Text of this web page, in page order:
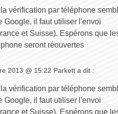
vérification par téléphone
Google, il faut utiliser l'envoi
et Suisse). Espérons que
seront réouvertes
2013 @ 15:22 Parkett a dit :
vérification par téléphone
Google, il faut utiliser l'envoi
et Suisse). Espérons que